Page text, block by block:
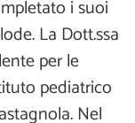
i suoi
La Dott.ssa
per le
pediatrico
Nel